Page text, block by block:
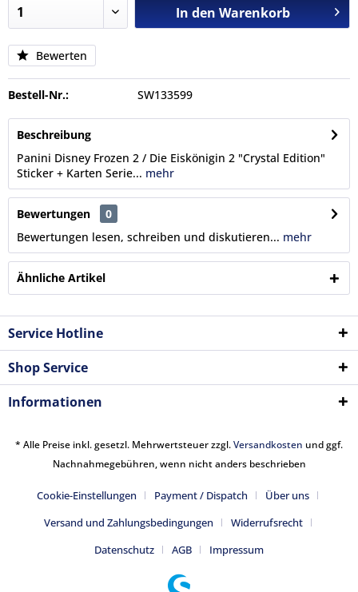
In den Warenkorb
Bewerten
Bestell-Nr.: SW133599
Beschreibung
Panini Disney Frozen 2 / Die Eiskönigin 2 "Crystal Edition"
Sticker + Karten Serie... mehr
Bewertungen
0
Bewertungen lesen, schreiben und diskutieren... mehr
Ähnliche Artikel
Service Hotline
Shop Service
Informationen
* Alle Preise inkl. gesetzl. Mehrwertsteuer zzgl.Versandkosten und ggf.
Nachnahmegebühren, wenn nicht anders beschrieben
Cookie-Einstellungen Payment / Dispatch
Über uns
Versand und Zahlungsbedingungen
Widerrufsrecht
Datenschutz
AGB Impressum